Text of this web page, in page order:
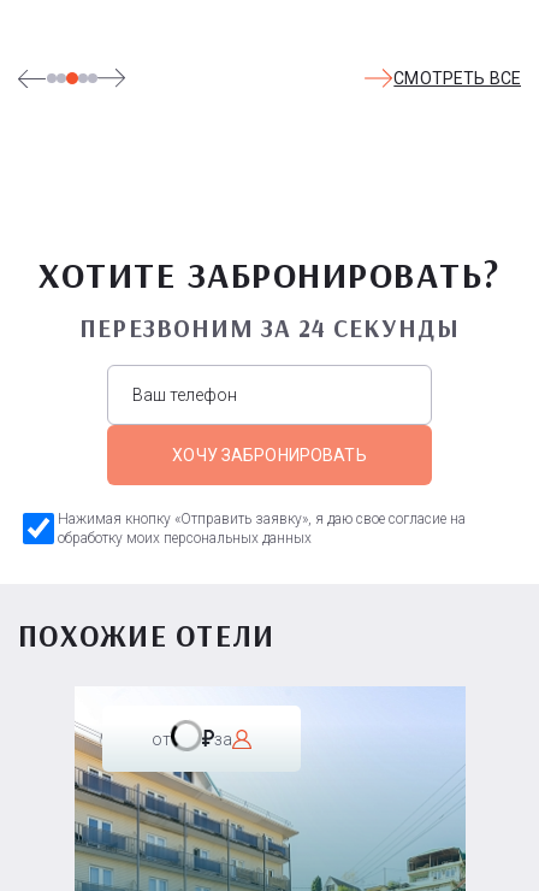
СМОТРЕТЬ ВСЕ
ХОТИТЕ ЗАБРОНИРОВАТЬ?
ПЕРЕЗВОНИМ ЗА 24 СЕКУНДЫ
ХОЧУ ЗАБРОНИРОВАТЬ
Нажимая кнопку «Отправить заявку», я даю свое согласие на
обработку моих персональных данных
ПОХОЖИЕ ОТЕЛИ
от за